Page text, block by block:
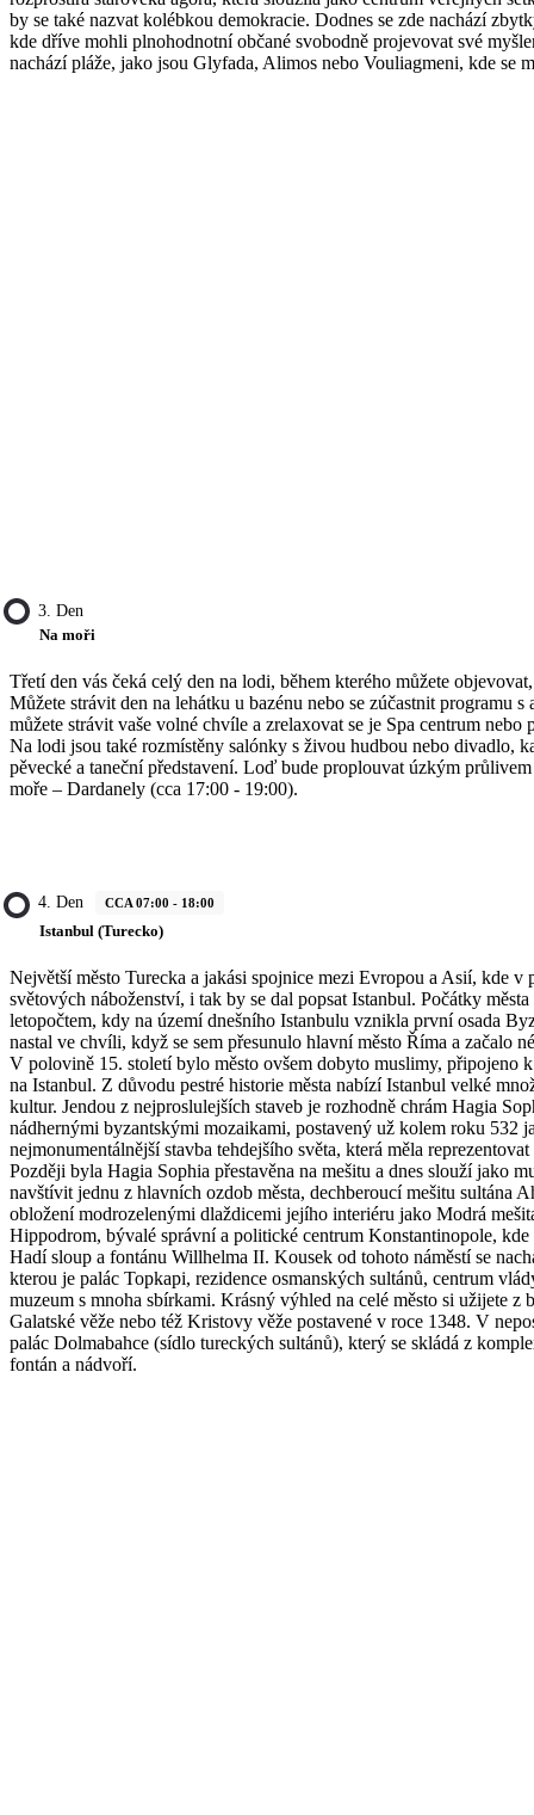
by se také nazvat kolébkou demokracie. Dodnes se zde nachází
kde dříve mohli plnohodnotní občané svobodně projevovat své
nachází pláže, jako jsou Glyfada, Alimos nebo Vouliagmeni, kde se
3. Den
Na moři
Třetí den vás čeká celý den na lodi, během kterého můžete
Můžete strávit den na lehátku u bazénu nebo se zúčastnit programu
můžete strávit vaše volné chvíle a zrelaxovat se je Spa centrum
Na lodi jsou také rozmístěny salónky s živou hudbou nebo divadlo,
pěvecké a taneční představení. Loď bude proplouvat úzkým
moře – Dardanely (cca 17:00 - 19:00).
4. Den CCA 07:00 - 18:00
Istanbul (Turecko)
Největší město Turecka a jakási spojnice mezi Evropou a Asií, kde
světových náboženství, i tak by se dal popsat Istanbul. Počátky
letopočtem, kdy na území dnešního Istanbulu vznikla první osada
nastal ve chvíli, když se sem přesunulo hlavní město Říma a začalo
V polovině 15. století bylo město ovšem dobyto muslimy, připojeno
na Istanbul. Z důvodu pestré historie města nabízí Istanbul velké
kultur. Jendou z nejproslulejších staveb je rozhodně chrám Hagia
nádhernými byzantskými mozaikami, postavený už kolem roku 532
nejmonumentálnější stavba tehdejšího světa, která měla
Později byla Hagia Sophia přestavěna na mešitu a dnes slouží jako
navštívit jednu z hlavních ozdob města, dechberoucí mešitu sultána
obložení modrozelenými dlaždicemi jejího interiéru jako Modrá
Hippodrom, bývalé správní a politické centrum Konstantinopole,
Hadí sloup a fontánu Willhelma II. Kousek od tohoto náměstí se
kterou je palác Topkapi, rezidence osmanských sultánů, centrum
muzeum s mnoha sbírkami. Krásný výhled na celé město si užijete z
Galatské věže nebo též Kristovy věže postavené v roce 1348. V
palác Dolmabahce (sídlo tureckých sultánů), který se skládá z
fontán a nádvoří.